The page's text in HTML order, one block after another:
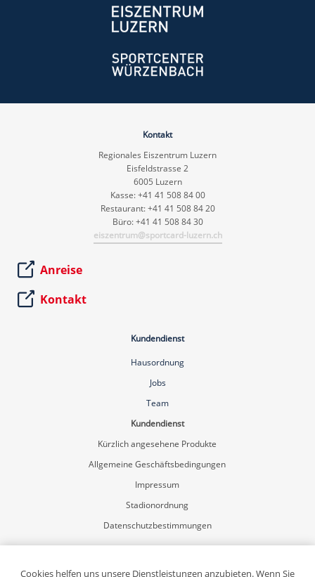
Kontakt
Regionales Eiszentrum Luzern
Eisfeldstrasse 2
6005 Luzern
Kasse: +41 41 508 84 00
Restaurant: +41 41 508 84 20
Büro: +41 41 508 84 30
eiszentrum@sportcard-luzern.ch
Anreise
Kontakt
Kundendienst
Hausordnung
Jobs
Team
Kundendienst
Kürzlich angesehene Produkte
Allgemeine Geschäftsbedingungen
Impressum
Stadionordnung
Datenschutzbestimmungen
Mein Konto
Registrierung
Cookies helfen uns unsere Dienstleistungen anzubieten. Wenn Sie